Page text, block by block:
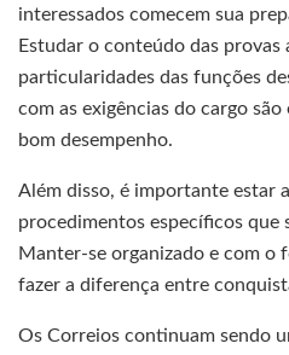
interessados comecem sua
Estudar o conteúdo das
particularidades das funções
com as exigências do cargo
bom desempenho.
Além disso, é importante estar
procedimentos específicos que
Manter-se organizado e com o
fazer a diferença entre
Os Correios continuam sendo